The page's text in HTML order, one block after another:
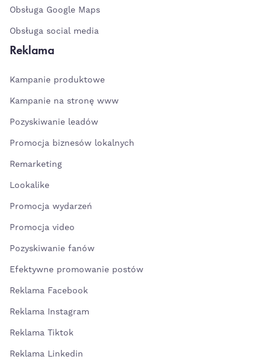
Obsługa Google Maps
Obsługa social media
Reklama
Kampanie produktowe
Kampanie na stronę www
Pozyskiwanie leadów
Promocja biznesów lokalnych
Remarketing
Lookalike
Promocja wydarzeń
Promocja video
Pozyskiwanie fanów
Efektywne promowanie postów
Reklama Facebook
Reklama Instagram
Reklama Tiktok
Reklama Linkedin